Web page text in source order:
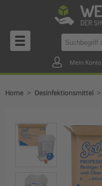
Mein Konto
Home > Desinfektionsmittel >